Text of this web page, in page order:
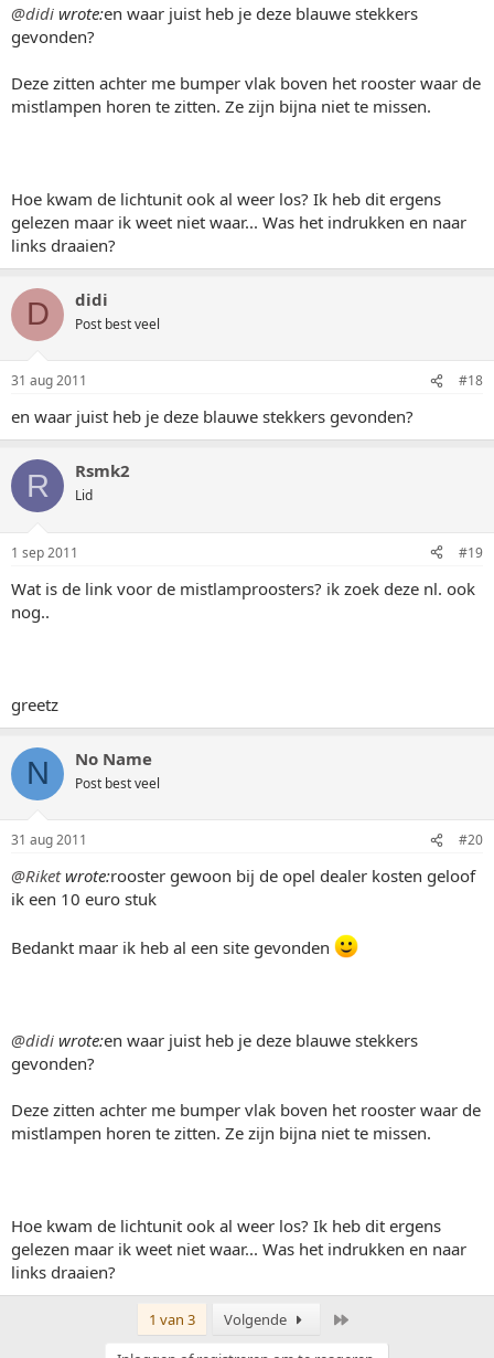
@didi wrote:en waar juist heb je deze blauwe stekkers
gevonden?
Deze zitten achter me bumper vlak boven het rooster waar de
mistlampen horen te zitten. Ze zijn bijna niet te missen.
Hoe kwam de lichtunit ook al weer los? Ik heb dit ergens
gelezen maar ik weet niet waar... Was het indrukken en naar
links draaien?
D didi
Post best veel
31 aug 2011 #18
en waar juist heb je deze blauwe stekkers gevonden?
R Rsmk2
Lid
1 sep 2011 #19
Wat is de link voor de mistlamproosters? ik zoek deze nl. ook
nog..
greetz
N No Name
Post best veel
31 aug 2011 #20
@Riketwrote:rooster gewoon bij de opel dealer kosten geloof
ik een 10 euro stuk
Bedankt maar ik heb al een site gevonden
@didi wrote:en waar juist heb je deze blauwe stekkers
gevonden?
Deze zitten achter me bumper vlak boven het rooster waar de
mistlampen horen te zitten. Ze zijn bijna niet te missen.
Hoe kwam de lichtunit ook al weer los? Ik heb dit ergens
gelezen maar ik weet niet waar... Was het indrukken en naar
links draaien?
1 van 3 Volgende